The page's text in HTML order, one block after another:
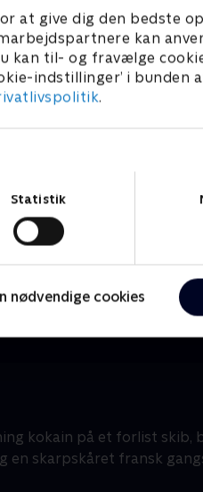
at give dig den bedste
kan
kan til- og fravælge
indstillinger’ i bunden
.
Statistik
nødvendige cookies
Kollegiet
Drama • 1
kokain på et forlist skib,
skarpskåret fransk